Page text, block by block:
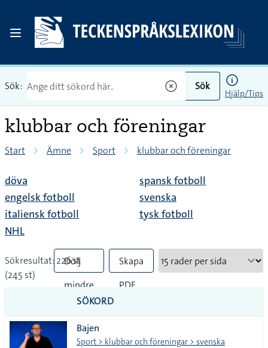
Sök: Sök
Hjälp/Tips
klubbar och föreningar
Start Ämne Sport klubbar och föreningar
döva
engelsk fotboll
italiensk fotboll
NHL
spansk fotboll
svenska
tysk fotboll
Sökresultat: 226 st
(245 st)
Dölj
mindre
tecken
Skapa
PDF
SÖKORD
Bajen
Sport > klubbar och föreningar > svenska